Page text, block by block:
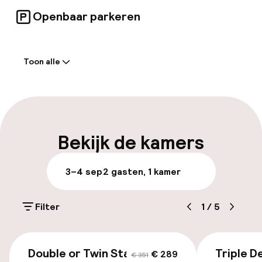
Openbaar parkeren
Bagageruimte
Parkeren & mobiliteit
Parkeergelegenheid op eigen terrein
(buiten)
Mogelijk extra kosten
Luchthavenshuttle
Toon alle
Bekijk de kamers
3–4 sep2 gasten, 1 kamer
Filter 1 / 5
€ 351 € 289
Double or Twin Standard Triple